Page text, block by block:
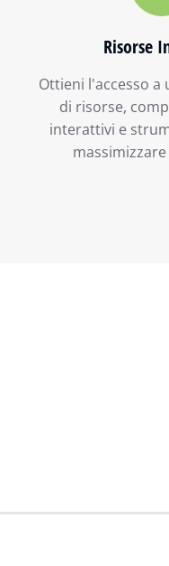
Risorse
Ottieni l'accesso a
di risorse,
interattivi e